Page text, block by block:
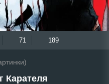
71 189
Карателя